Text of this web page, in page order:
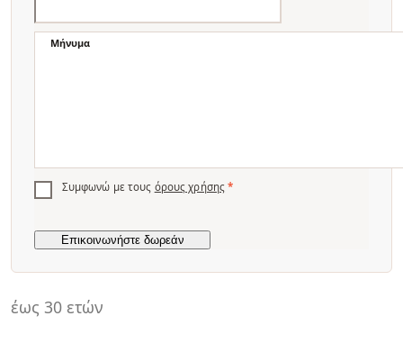
έως 30 ετών
Μήνυμα
Συμφωνώ με τους όρους χρήσης *